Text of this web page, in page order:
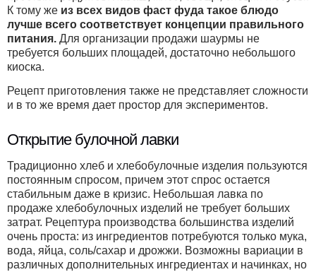
К тому же из всех видов фаст фуда такое блюдо
лучше всего соответствует концепции правильного
питания. Для организации продажи шаурмы не
требуется больших площадей, достаточно небольшого
киоска.
Рецепт приготовления также не представляет сложности
и в то же время дает простор для экспериментов.
Открытие булочной лавки
Традиционно хлеб и хлебобулочные изделия пользуются
постоянным спросом, причем этот спрос остается
стабильным даже в кризис. Небольшая лавка по
продаже хлебобулочных изделий не требует больших
затрат. Рецептура производства большинства изделий
очень проста: из ингредиентов потребуются только мука,
вода, яйца, соль/сахар и дрожжи. Возможны вариации в
различных дополнительных ингредиентах и начинках, но